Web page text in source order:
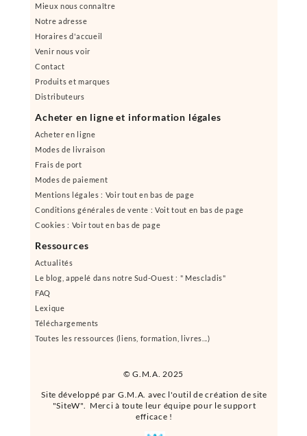
© G.M.A. 2025
Site développé par G.M.A. avec l'outil de création de site
"SiteW". Merci à toute leur équipe pour le support
efficace !
Mieux nous connaître
Notre adresse
Horaires d'accueil
Venir nous voir
Contact
Produits et marques
Distributeurs
Acheter en ligne et information légales
Acheter en ligne
Modes de livraison
Frais de port
Modes de paiement
Mentions légales : Voir tout en bas de page
Conditions générales de vente : Voit tout en bas de page
Cookies : Voir tout en bas de page
Ressources
Actualités
Le blog, appelé dans notre Sud-Ouest : " Mescladis"
FAQ
Lexique
Téléchargements
Toutes les ressources (liens, formation, livres...)